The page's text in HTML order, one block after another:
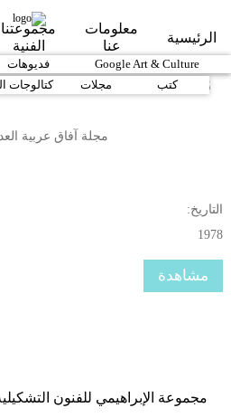
الرئيسية
معلومات
عنا
مجموعتنا
الفنية
1890-1919
1920-1939Google Art & Culture فديوهات
كتب
مجلات كتالوجاتIssue No. 9, Year 1978
مجلة آفاق عربية العدد 9،
التاريخ:
1978
مشاهدة